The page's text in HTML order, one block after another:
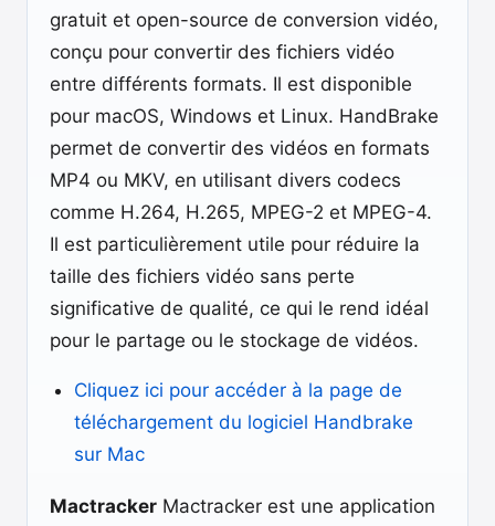
gratuit et open-source de conversion vidéo,
conçu pour convertir des fichiers vidéo
entre différents formats. Il est disponible
pour macOS, Windows et Linux. HandBrake
permet de convertir des vidéos en formats
MP4 ou MKV, en utilisant divers codecs
comme H.264, H.265, MPEG-2 et MPEG-4.
Il est particulièrement utile pour réduire la
taille des fichiers vidéo sans perte
significative de qualité, ce qui le rend idéal
pour le partage ou le stockage de vidéos.
Cliquez ici pour accéder à la page de
téléchargement du logiciel Handbrake
sur Mac
Mactracker Mactracker est une application